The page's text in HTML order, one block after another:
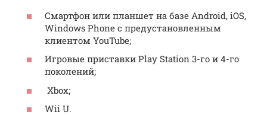
Смартфон или планшет на базе Android, iOS,
Windows Phone с предустановленным
клиентом YouTube;
Игровые приставки Play Station 3-го и 4-го
поколений;
Xbox;
Wii U.